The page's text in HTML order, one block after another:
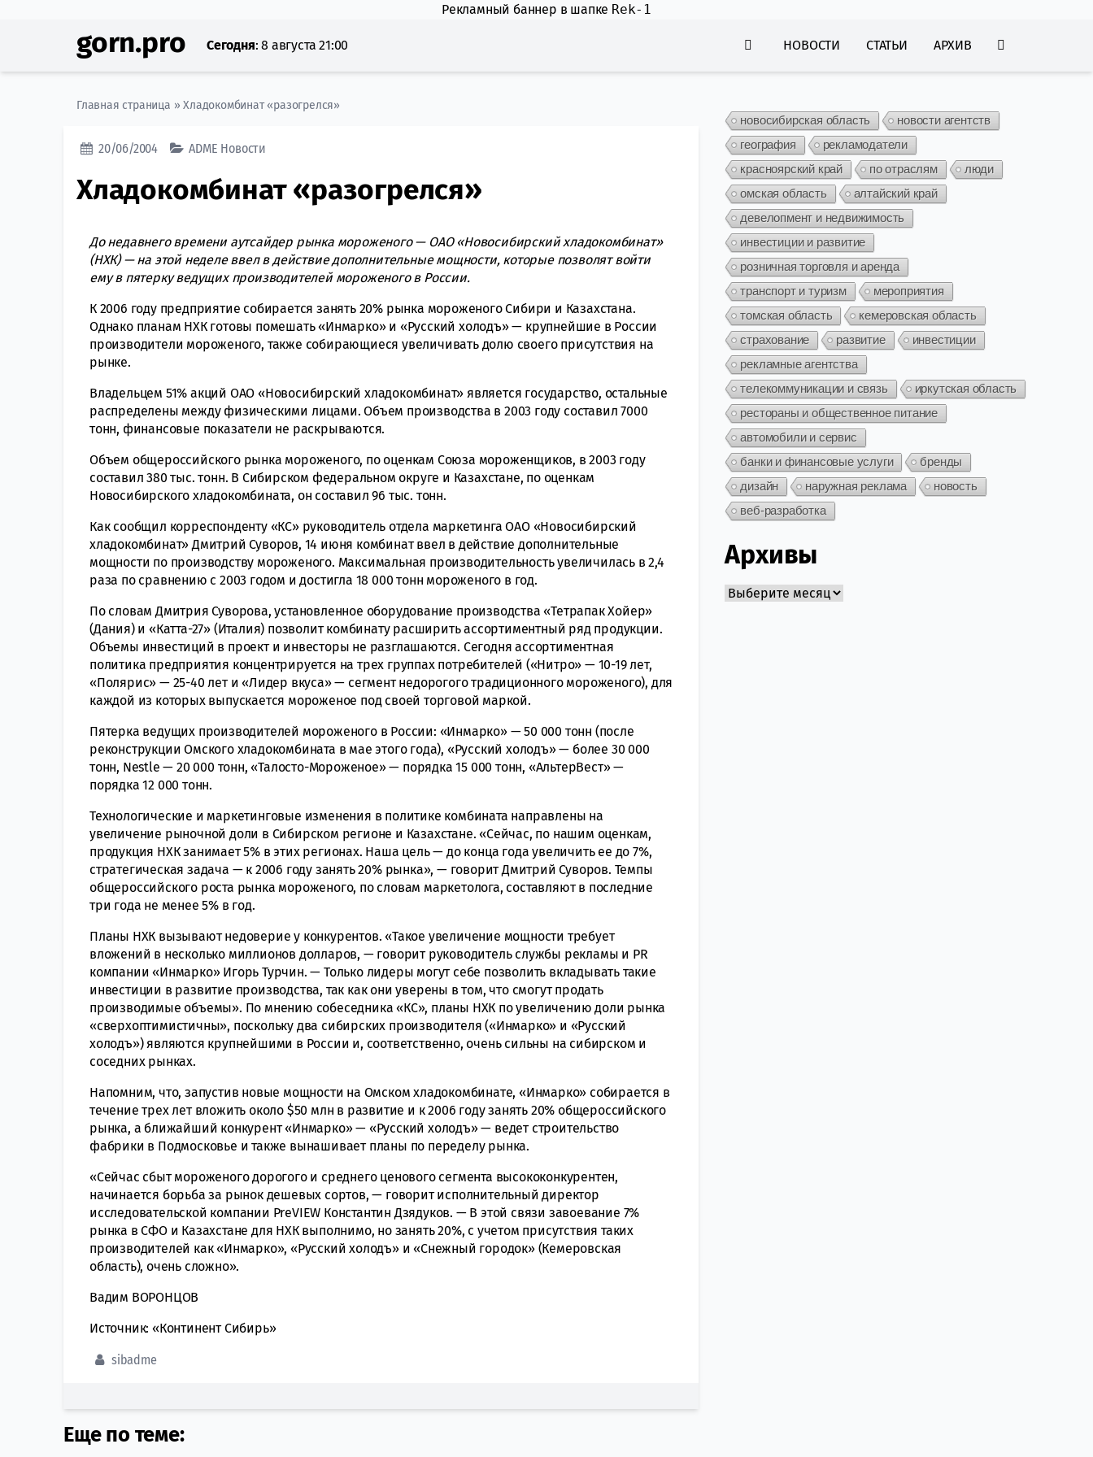
Рекламный баннер в шапке Rek-1
gorn.pro Сегодня: 8 августа 21:00 НОВОСТИ СТАТЬИ АРХИВ
Главная страница »Хладокомбинат «разогрелся»
20/06/2004 ADME Новости
Хладокомбинат «разогрелся»
До недавнего времени аутсайдер рынка мороженого — ОАО «Новосибирский хладокомбинат»
(НХК) — на этой неделе ввел в действие дополнительные мощности, которые позволят войти
ему в пятерку ведущих производителей мороженого в России.
К 2006 году предприятие собирается занять 20% рынка мороженого Сибири и Казахстана.
Однако планам НХК готовы помешать «Инмарко» и «Русский холодъ» — крупнейшие в России
производители мороженого, также собирающиеся увеличивать долю своего присутствия на
рынке.
Владельцем 51% акций ОАО «Новосибирский хладокомбинат» является государство, остальные
распределены между физическими лицами. Объем производства в 2003 году составил 7000
тонн, финансовые показатели не раскрываются.
Объем общероссийского рынка мороженого, по оценкам Союза мороженщиков, в 2003 году
составил 380 тыс. тонн. В Сибирском федеральном округе и Казахстане, по оценкам
Новосибирского хладокомбината, он составил 96 тыс. тонн.
Как сообщил корреспонденту «КС» руководитель отдела маркетинга ОАО «Новосибирский
хладокомбинат» Дмитрий Суворов, 14 июня комбинат ввел в действие дополнительные
мощности по производству мороженого. Максимальная производительность увеличилась в 2,4
раза по сравнению с 2003 годом и достигла 18 000 тонн мороженого в год.
По словам Дмитрия Суворова, установленное оборудование производства «Тетрапак Хойер»
(Дания) и «Катта-27» (Италия) позволит комбинату расширить ассортиментный ряд продукции.
Объемы инвестиций в проект и инвесторы не разглашаются. Сегодня ассортиментная
политика предприятия концентрируется на трех группах потребителей («Нитро» — 10-19 лет,
«Полярис» — 25-40 лет и «Лидер вкуса» — сегмент недорогого традиционного мороженого), для
каждой из которых выпускается мороженое под своей торговой маркой.
Пятерка ведущих производителей мороженого в России: «Инмарко» — 50 000 тонн (после
реконструкции Омского хладокомбината в мае этого года), «Русский холодъ» — более 30 000
тонн, Nestle — 20 000 тонн, «Талосто-Мороженое» — порядка 15 000 тонн, «АльтерВест» —
порядка 12 000 тонн.
Технологические и маркетинговые изменения в политике комбината направлены на
увеличение рыночной доли в Сибирском регионе и Казахстане. «Сейчас, по нашим оценкам,
продукция НХК занимает 5% в этих регионах. Наша цель — до конца года увеличить ее до 7%,
стратегическая задача — к 2006 году занять 20% рынка», — говорит Дмитрий Суворов. Темпы
общероссийского роста рынка мороженого, по словам маркетолога, составляют в последние
три года не менее 5% в год.
Планы НХК вызывают недоверие у конкурентов. «Такое увеличение мощности требует
вложений в несколько миллионов долларов, — говорит руководитель службы рекламы и PR
компании «Инмарко» Игорь Турчин. — Только лидеры могут себе позволить вкладывать такие
инвестиции в развитие производства, так как они уверены в том, что смогут продать
производимые объемы». По мнению собеседника «КС», планы НХК по увеличению доли рынка
«сверхоптимистичны», поскольку два сибирских производителя («Инмарко» и «Русский
холодъ») являются крупнейшими в России и, соответственно, очень сильны на сибирском и
соседних рынках.
Напомним, что, запустив новые мощности на Омском хладокомбинате, «Инмарко» собирается в
течение трех лет вложить около $50 млн в развитие и к 2006 году занять 20% общероссийского
рынка, а ближайший конкурент «Инмарко» — «Русский холодъ» — ведет строительство
фабрики в Подмосковье и также вынашивает планы по переделу рынка.
«Сейчас сбыт мороженого дорогого и среднего ценового сегмента высококонкурентен,
начинается борьба за рынок дешевых сортов, — говорит исполнительный директор
исследовательской компании PreVIEW Константин Дзядуков. — В этой связи завоевание 7%
рынка в СФО и Казахстане для НХК выполнимо, но занять 20%, с учетом присутствия таких
производителей как «Инмарко», «Русский холодъ» и «Снежный городок» (Кемеровская
область), очень сложно».
Вадим ВОРОНЦОВ
Источник: «Континент Сибирь»
sibadme
Еще по теме:
новосибирская область
новости агентств
география
рекламодатели
красноярский край
по отраслям
люди
омская область
алтайский край
девелопмент и недвижимость
инвестиции и развитие
розничная торговля и аренда
транспорт и туризм
мероприятия
томская область
кемеровская область
страхование
развитие
инвестиции
рекламные агентства
телекоммуникации и связь
иркутская область
рестораны и общественное питание
автомобили и сервис
банки и финансовые услуги
бренды
дизайн
наружная реклама
новость
веб-разработка
Архивы
Архивы